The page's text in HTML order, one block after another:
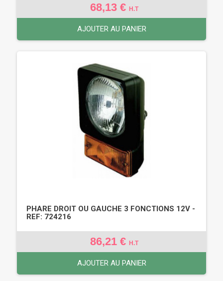
68,13 € H.T
AJOUTER AU PANIER
PHARE DROIT OU GAUCHE 3 FONCTIONS 12V -
REF: 724216
86,21 € H.T
AJOUTER AU PANIER